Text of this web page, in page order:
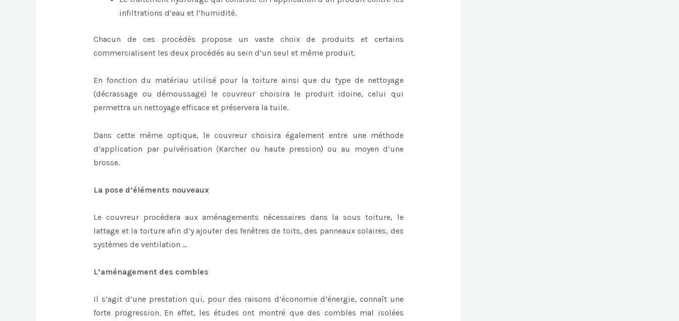
infiltrations d’eau et l’humidité.
Chacun de ces procédés propose un vaste choix de produits et certains
commercialisent les deux procédés au sein d’un seul et même produit.
En fonction du matériau utilisé pour la toiture ainsi que du type de nettoyage
(décrassage ou démoussage) le couvreur choisira le produit idoine, celui qui
permettra un nettoyage efficace et préservera la tuile.
Dans cette même optique, le couvreur choisira également entre une méthode
d’application par pulvérisation (Karcher ou haute pression) ou au moyen d’une
brosse.
La pose d’éléments nouveaux
Le couvreur procèdera aux aménagements nécessaires dans la sous toiture, le
lattage et la toiture afin d’y ajouter des fenêtres de toits, des panneaux solaires, des
systèmes de ventilation …
L’aménagement des combles
Il s’agit d’une prestation qui, pour des raisons d’économie d’énergie, connaît une
forte progression. En effet, les études ont montré que des combles mal isolées